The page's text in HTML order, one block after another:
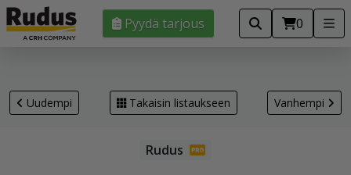
Pyydä tarjous 0
Uudempi Takaisin listaukseen Vanhempi